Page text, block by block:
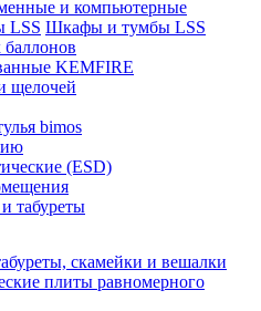
и компьютерные
Шкафы и тумбы LSS
баллонов
KEMFIRE
щелочей
bimos
(ESD)
табуреты
скамейки и вешалки